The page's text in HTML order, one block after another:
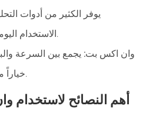
الاستخدام اليومي قد يكون معقداً.
وان اكس بت: يجمع بين السرعة
خياراً مثالياً للمستخدمين.
أهم النصائح